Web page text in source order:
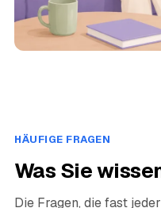
HÄUFIGE FRAGEN
Was Sie
Die Fragen, die fast